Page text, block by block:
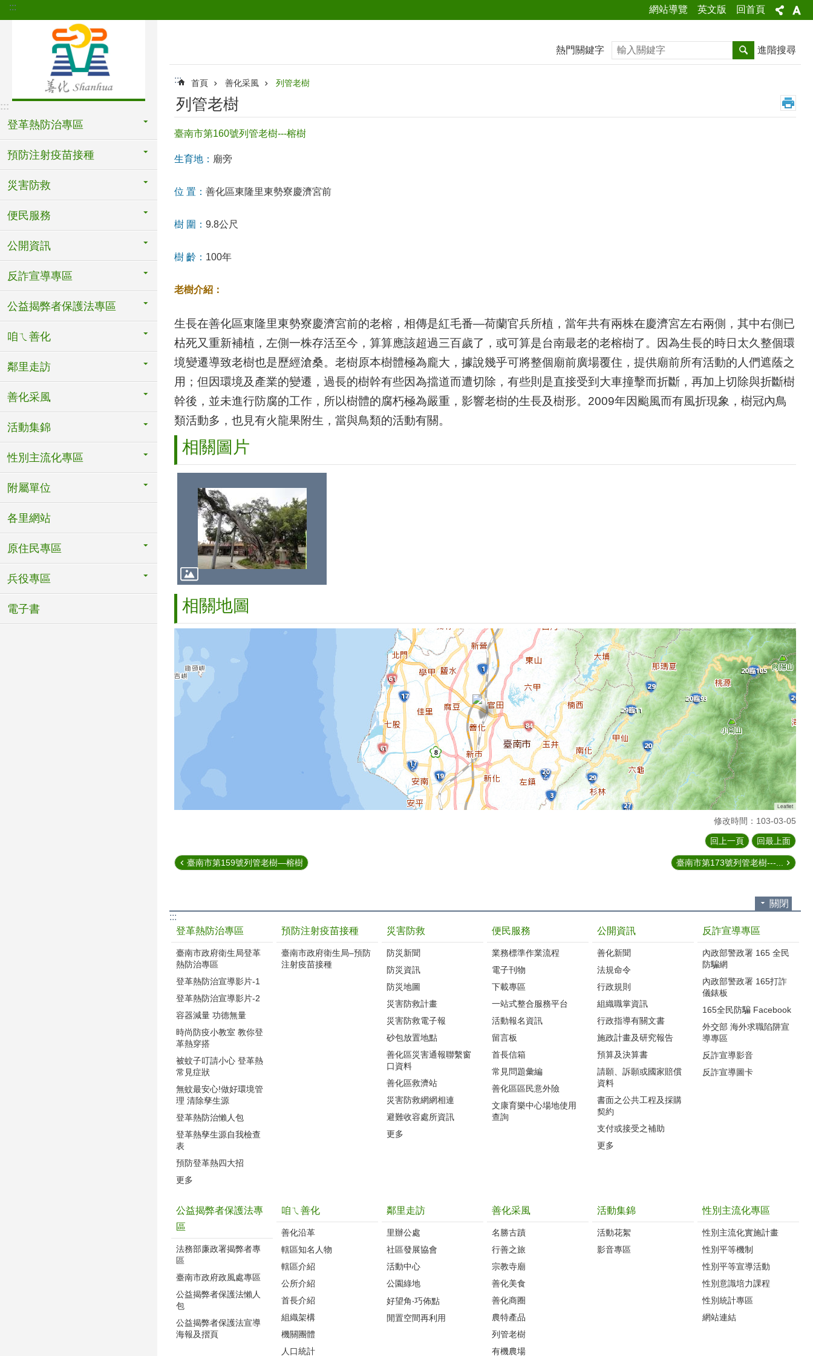
跳到主要內容區塊
::: 網站導覽 英文版 回首頁
:::
登革熱防治專區
預防注射疫苗接種
災害防救
便民服務
公開資訊
反詐宣導專區
公益揭弊者保護法專區
咱ㄟ善化
鄰里走訪
善化采風
活動集錦
性別主流化專區
附屬單位
各里網站
原住民專區
兵役專區
電子書
熱門關鍵字 搜尋 進階搜尋
::: 首頁 善化采風 列管老樹
列管老樹
臺南市第160號列管老樹---榕樹
生育地： 廟旁
位 置： 善化區東隆里東勢寮慶濟宮前
樹 圍： 9.8公尺
樹 齡： 100年
老樹介紹：
生長在善化區東隆里東勢寮慶濟宮前的老榕，相傳是紅毛番—荷蘭官兵所植，當年共有兩株在慶濟宮左右兩側，其中右側已
枯死又重新補植，左側一株存活至今，算算應該超過三百歲了，或可算是台南最老的老榕樹了。因為生長的時日太久整個環
境變遷導致老樹也是歷經滄桑。老樹原本樹體極為龐大，據說幾乎可將整個廟前廣場覆住，提供廟前所有活動的人們遮蔭之
用；但因環境及產業的變遷，過長的樹幹有些因為擋道而遭切除，有些則是直接受到大車撞擊而折斷，再加上切除與折斷樹
幹後，並未進行防腐的工作，所以樹體的腐朽極為嚴重，影響老樹的生長及樹形。2009年因颱風而有風折現象，樹冠內鳥
類活動多，也見有火龍果附生，當與鳥類的活動有關。
相關圖片
相關地圖
Leaflet
修改時間：103-03-05
回上一頁 回最上面
臺南市第159號列管老樹—榕樹 臺南市第173號列管老樹---...
關閉
:::
登革熱防治專區
臺南市政府衛生局登革
熱防治專區
登革熱防治宣導影片-1
登革熱防治宣導影片-2
容器減量 功德無量
時尚防疫小教室 教你登
革熱穿搭
被蚊子叮請小心 登革熱
常見症狀
無蚊最安心!做好環境管
理 清除孳生源
登革熱防治懶人包
登革熱孳生源自我檢查
表
預防登革熱四大招
更多
預防注射疫苗接種
臺南市政府衛生局–預防
注射疫苗接種
災害防救
防災新聞
防災資訊
防災地圖
災害防救計畫
災害防救電子報
砂包放置地點
善化區災害通報聯繫窗
口資料
善化區救濟站
災害防救網網相連
避難收容處所資訊
更多
便民服務
業務標準作業流程‭
電子刊物
下載專區
一站式整合服務平台
活動報名資訊
留言板
首長信箱
常見問題彙編
善化區區民意外險
文康育樂中心場地使用
查詢
公開資訊
善化新聞
法規命令
行政規則
組織職掌資訊
行政指導有關文書
施政計畫及研究報告
預算及決算書
請願、訴願或國家賠償
資料
書面之公共工程及採購
契約
支付或接受之補助
更多
反詐宣導專區
內政部警政署 165 全民
防騙網
內政部警政署 165打詐
儀錶板
165全民防騙 Facebook
外交部 海外求職陷阱宣
導專區
反詐宣導影音
反詐宣導圖卡
公益揭弊者保護法專
區
法務部廉政署揭弊者專
區
臺南市政府政風處專區
公益揭弊者保護法懶人
包
公益揭弊者保護法宣導
海報及摺頁
咱ㄟ善化
善化沿革‭
轄區知名人物‭
轄區介紹
公所介紹
首長介紹
組織架構
機關團體
人口統計
鄰里走訪
里辦公處‭ ‭
社區發展協會‭
活動中心
公園綠地
好望角‧巧佈點
閒置空間再利用
善化采風
名勝古蹟
行善之旅
宗教寺廟
善化美食
善化商圈
農特產品
列管老樹
有機農場
活動集錦
活動花絮
影音專區
性別主流化專區
性別主流化實施計畫
性別平等機制
性別平等宣導活動
性別意識培力課程
性別統計專區
網站連結